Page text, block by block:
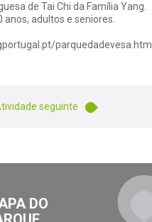
de Tai Chi da Família Yang.
anos, adultos e seniores.
parquedadevesa.html
seguinte
DO